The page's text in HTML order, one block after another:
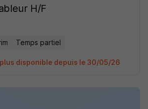
H/F
Temps partiel
plus disponible depuis le 30/05/26